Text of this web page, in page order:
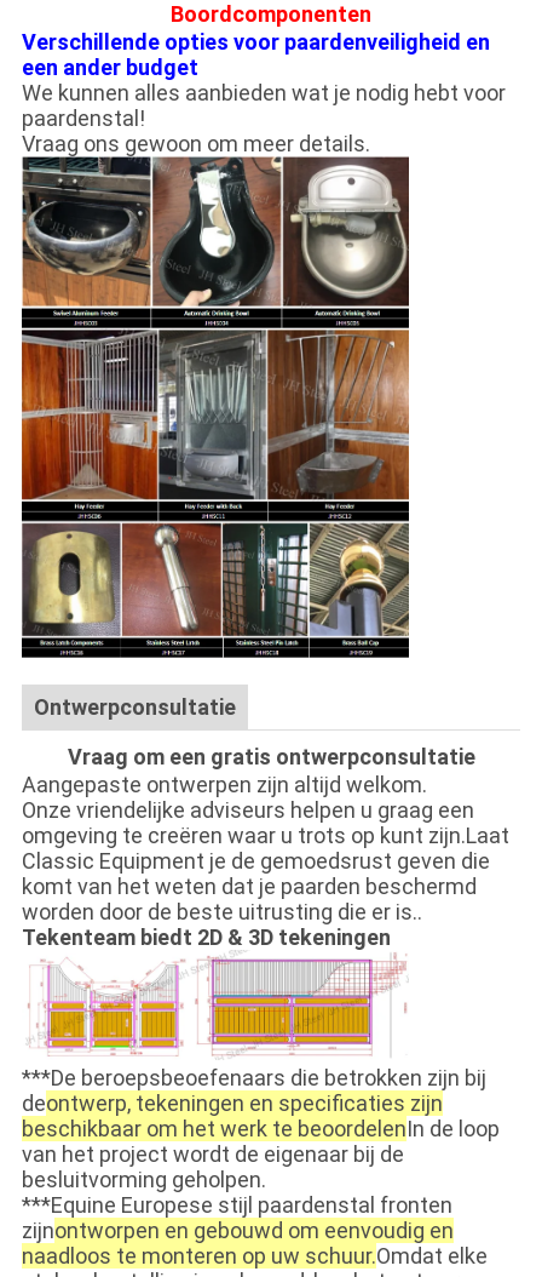
Boordcomponenten
Verschillende opties voor paardenveiligheid en
een ander budget
We kunnen alles aanbieden wat je nodig hebt voor
paardenstal!
Vraag ons gewoon om meer details.
Ontwerpconsultatie
Vraag om een gratis ontwerpconsultatie
Aangepaste ontwerpen zijn altijd welkom.
Onze vriendelijke adviseurs helpen u graag een
omgeving te creëren waar u trots op kunt zijn.Laat
Classic Equipment je de gemoedsrust geven die
komt van het weten dat je paarden beschermd
worden door de beste uitrusting die er is..
Tekenteam biedt 2D & 3D tekeningen
***De beroepsbeoefenaars die betrokken zijn bij
deontwerp, tekeningen en specificaties zijn
beschikbaar om het werk te beoordelenIn de loop
van het project wordt de eigenaar bij de
besluitvorming geholpen.
***Equine Europese stijl paardenstal fronten
zijnontworpen en gebouwd om eenvoudig en
naadloos te monteren op uw schuur.Omdat elke